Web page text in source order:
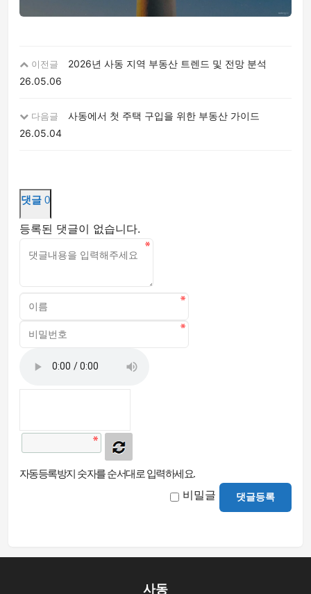
이전글
2026년 사동 지역 부동산 트렌드 및 전망 분석
26.05.06
다음글
사동에서 첫 주택 구입을 위한 부동산 가이드
26.05.04
댓글 0
등록된 댓글이 없습니다.
자동등록방지 숫자를 순서대로 입력하세요.
비밀글 댓글등록
사동